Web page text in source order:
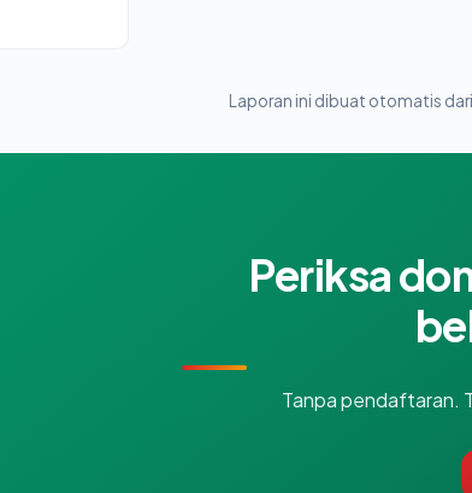
Laporan ini dibuat otomatis
Periksa
Tanpa pendaftaran.